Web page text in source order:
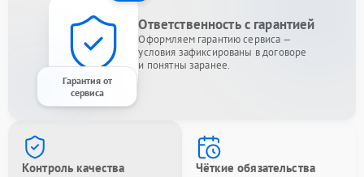
Гарантия от
сервиса
Ответственность с гарантией
Оформляем гарантию сервиса —
условия зафиксированы в договоре
и понятны заранее.
Контроль качества Чёткие обязательства